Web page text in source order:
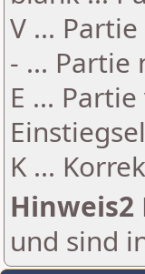
V ...
- ... Partie
E ...
K ...
Hinweis2
und sind